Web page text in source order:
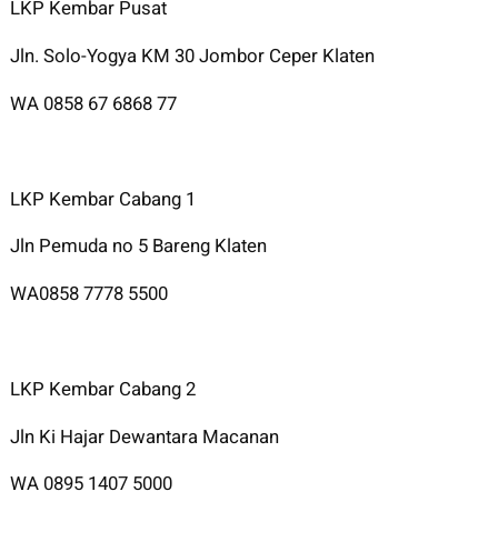
LKP Kembar Pusat
Jln. Solo-Yogya KM 30 Jombor Ceper Klaten
WA 0858 67 6868 77
LKP Kembar Cabang 1
Jln Pemuda no 5 Bareng Klaten
WA0858 7778 5500
LKP Kembar Cabang 2
Jln Ki Hajar Dewantara Macanan
WA 0895 1407 5000